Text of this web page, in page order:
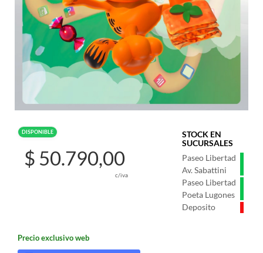
DISPONIBLE
STOCK EN
SUCURSALES
Paseo Libertad
Av. Sabattini
Paseo Libertad
Poeta Lugones
Deposito
$ 50.790,00
c/iva
Precio exclusivo web